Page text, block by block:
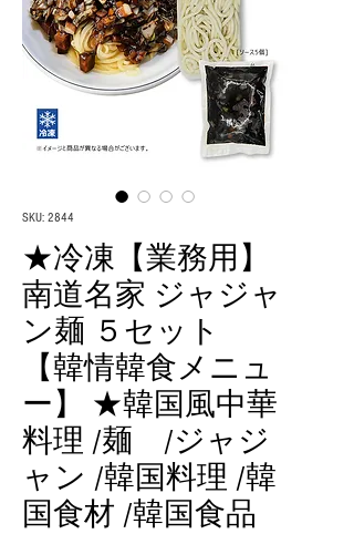
SKU: 2844
★冷凍【業務用】
南道名家 ジャジャ
ン麺 ５セット
【韓情韓食メニュ
ー】 ★韓国風中華
料理 /麺 /ジャジ
ャン /韓国料理 /韓
国食材 /韓国食品